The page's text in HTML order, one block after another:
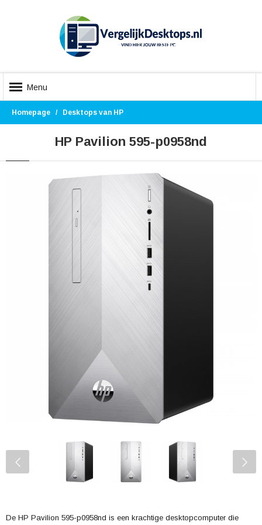
Menu
Homepage Desktops van HP
HP Pavilion 595-p0958nd
De HP Pavilion 595-p0958nd is een krachtige desktopcomputer die